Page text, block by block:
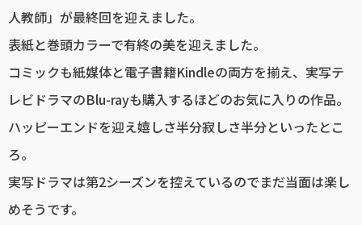
人教師」が最終回を迎えました。
表紙と巻頭カラーで有終の美を迎えました。
コミックも紙媒体と電子書籍Kindleの両方を揃え、実写テ
レビドラマのBlu-rayも購入するほどのお気に入りの作品。
ハッピーエンドを迎え嬉しさ半分寂しさ半分といったとこ
ろ。
実写ドラマは第2シーズンを控えているのでまだ当面は楽し
めそうです。